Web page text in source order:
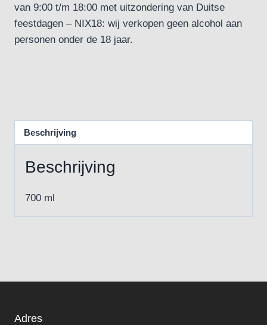
van 9:00 t/m 18:00 met uitzondering van Duitse
feestdagen – NIX18: wij verkopen geen alcohol aan
personen onder de 18 jaar.
Beschrijving
Beschrijving
700 ml
Adres